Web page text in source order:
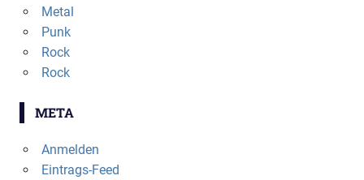
Metal
Punk
Rock
Rock
META
Anmelden
Eintrags-Feed